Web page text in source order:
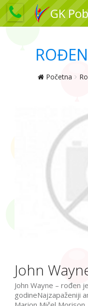
GK
Početna
John
John Wayne – rođen
godineNajzapaženiji